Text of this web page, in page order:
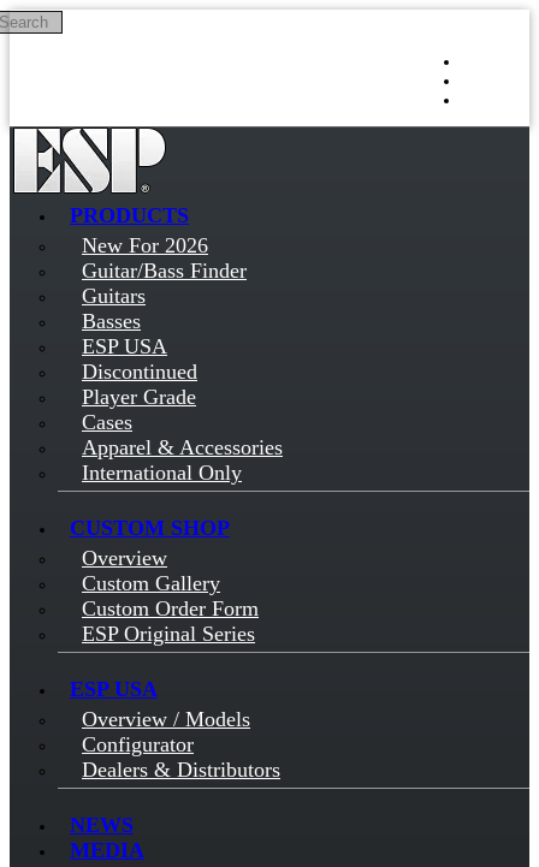
Skip to main content
PRODUCTS
New For 2026
Guitar/Bass Finder
Guitars
Basses
ESP USA
Discontinued
Player Grade
Cases
Apparel & Accessories
International Only
CUSTOM SHOP
Overview
Custom Gallery
Custom Order Form
ESP Original Series
ESP USA
Overview / Models
Configurator
Dealers & Distributors
NEWS
MEDIA